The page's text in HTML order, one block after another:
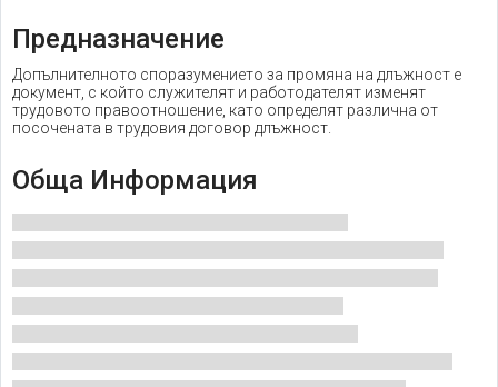
Предназначение
Допълнителното споразумението за промяна на длъжност е
документ, с който служителят и работодателят изменят
трудовото правоотношение, като определят различна от
посочената в трудовия договор длъжност.
Обща Информация